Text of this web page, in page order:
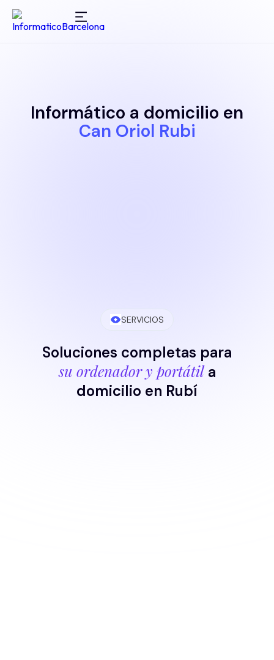
Informático a domicilio en
Can Oriol Rubi
SERVICIOS
Soluciones completas para
su ordenador y portátila
domicilio en Rubí